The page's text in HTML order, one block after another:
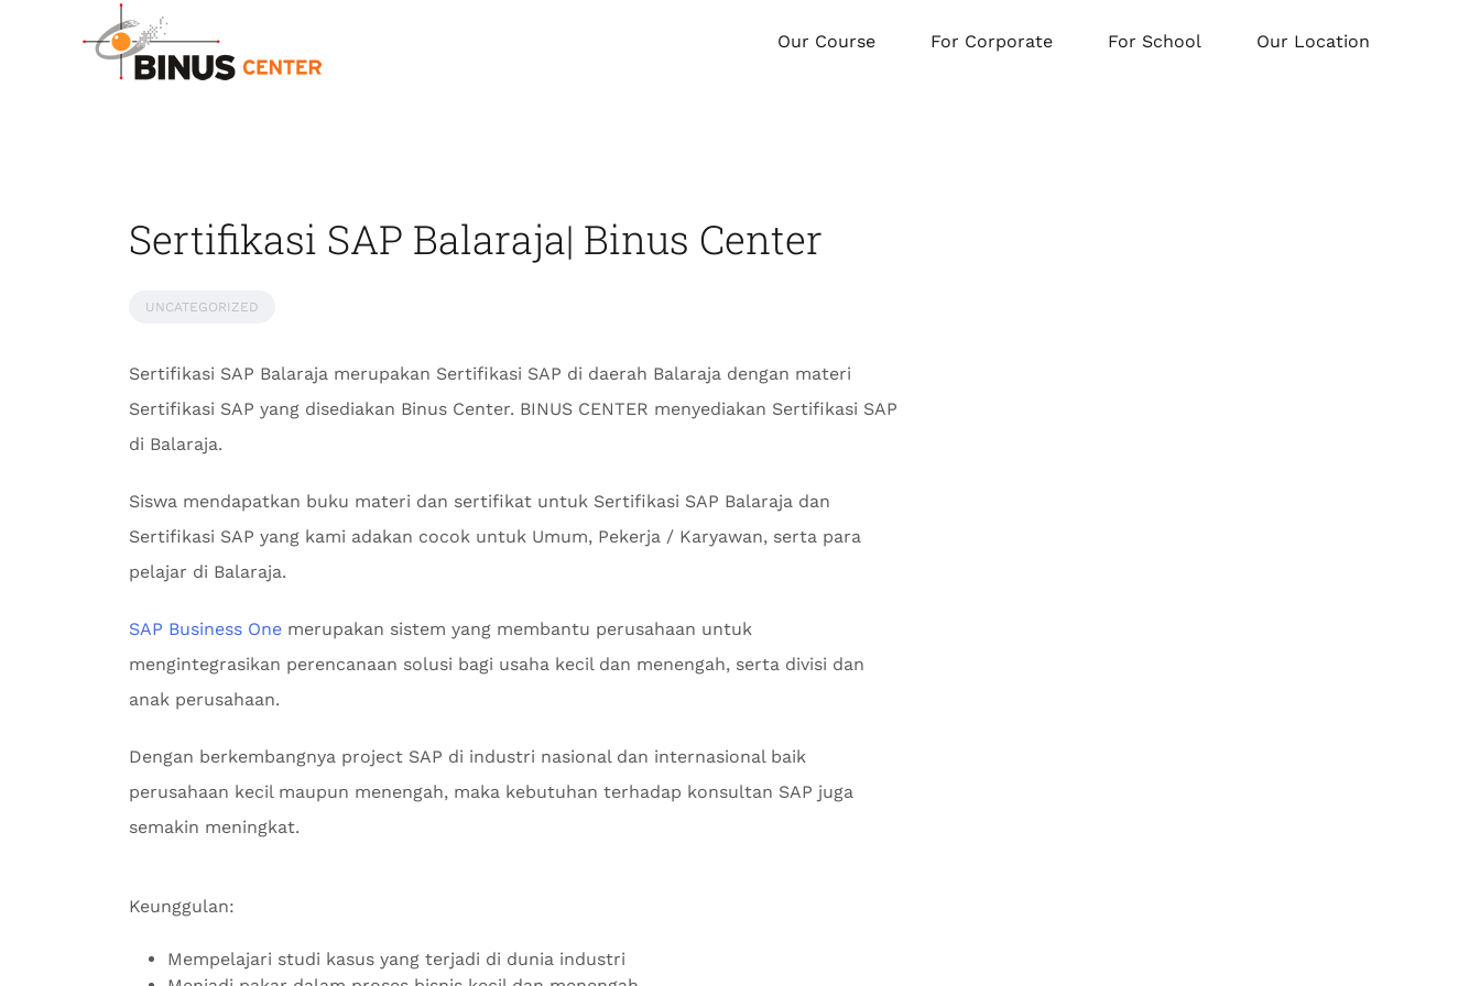
Our Course For Corporate For School Our Location
Sertifikasi SAP Balaraja| Binus Center
UNCATEGORIZED
Sertifikasi SAP Balaraja merupakan Sertifikasi SAP di daerah Balaraja dengan materi
Sertifikasi SAP yang disediakan Binus Center. BINUS CENTER menyediakan Sertifikasi SAP
di Balaraja.
Siswa mendapatkan buku materi dan sertifikat untuk Sertifikasi SAP Balaraja dan
Sertifikasi SAP yang kami adakan cocok untuk Umum, Pekerja / Karyawan, serta para
pelajar di Balaraja.
SAP Business One merupakan sistem yang membantu perusahaan untuk
mengintegrasikan perencanaan solusi bagi usaha kecil dan menengah, serta divisi dan
anak perusahaan.
Dengan berkembangnya project SAP di industri nasional dan internasional baik
perusahaan kecil maupun menengah, maka kebutuhan terhadap konsultan SAP juga
semakin meningkat.
Keunggulan:
Mempelajari studi kasus yang terjadi di dunia industri